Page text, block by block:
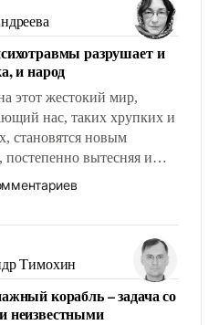
разрушает и
и народ
этот жестокий мир,
нас, таких хрупких и
становятся новым
постепенно вытесняя и
традиционное требование к
– быть мужественным и
ответственность, помогать
вперед и
Тимохин
корабль – задача со
неизвестными